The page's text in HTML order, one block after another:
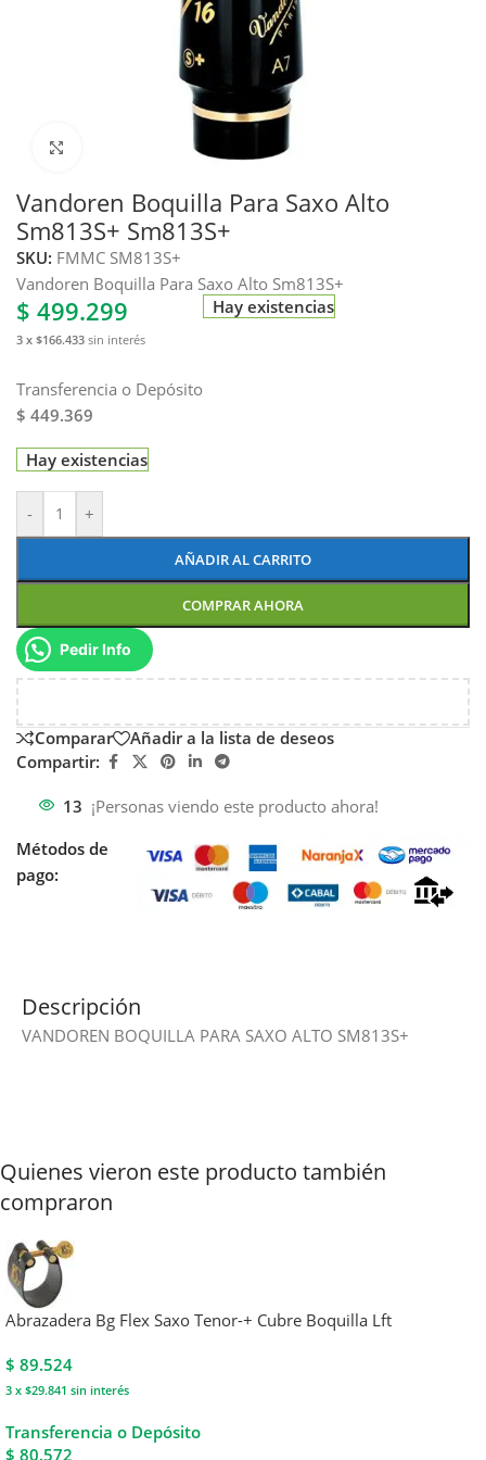
Haga clic para ampliar
Vandoren Boquilla Para Saxo Alto
Sm813S+ Sm813S+
SKU: FMMC SM813S+
Vandoren Boquilla Para Saxo Alto Sm813S+
$ 499.299
3 x $166.433 sin interés
Transferencia o Depósito
$ 449.369
Hay existencias
Hay existencias
- +
AÑADIR AL CARRITO
COMPRAR AHORA
Pedir Info
Comparar
Añadir a la lista de deseos
Compartir:
13 ¡Personas viendo este producto ahora!
Métodos de
pago:
Descripción
VANDOREN BOQUILLA PARA SAXO ALTO SM813S+
Quienes vieron este producto también
compraron
Abrazadera Bg Flex Saxo Tenor-+ Cubre Boquilla Lft
$ 89.524
3 x $29.841 sin interés
Transferencia o Depósito
$ 80.572